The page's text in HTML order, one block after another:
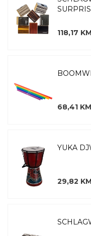
118,17 KM
68,41 KM
YUKA
29,82 KM